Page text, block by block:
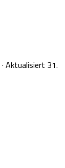
· Aktualisiert 31.